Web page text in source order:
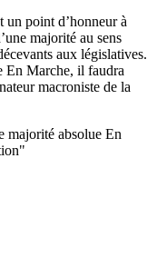
un point d’honneur à
majorité au sens
aux législatives.
En Marche, il faudra
macroniste de la
majorité absolue En